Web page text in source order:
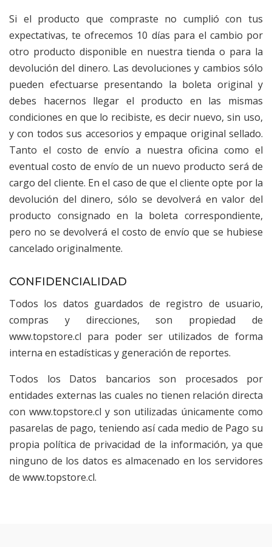
Si el producto que compraste no cumplió con tus
expectativas, te ofrecemos 10 días para el cambio por
otro producto disponible en nuestra tienda o para la
devolución del dinero. Las devoluciones y cambios sólo
pueden efectuarse presentando la boleta original y
debes hacernos llegar el producto en las mismas
condiciones en que lo recibiste, es decir nuevo, sin uso,
y con todos sus accesorios y empaque original sellado.
Tanto el costo de envío a nuestra oficina como el
eventual costo de envío de un nuevo producto será de
cargo del cliente. En el caso de que el cliente opte por la
devolución del dinero, sólo se devolverá en valor del
producto consignado en la boleta correspondiente,
pero no se devolverá el costo de envío que se hubiese
cancelado originalmente.
CONFIDENCIALIDAD
Todos los datos guardados de registro de usuario,
compras y direcciones, son propiedad de
www.topstore.cl para poder ser utilizados de forma
interna en estadísticas y generación de reportes.
Todos los Datos bancarios son procesados por
entidades externas las cuales no tienen relación directa
con www.topstore.cl y son utilizadas únicamente como
pasarelas de pago, teniendo así cada medio de Pago su
propia política de privacidad de la información, ya que
ninguno de los datos es almacenado en los servidores
de www.topstore.cl.